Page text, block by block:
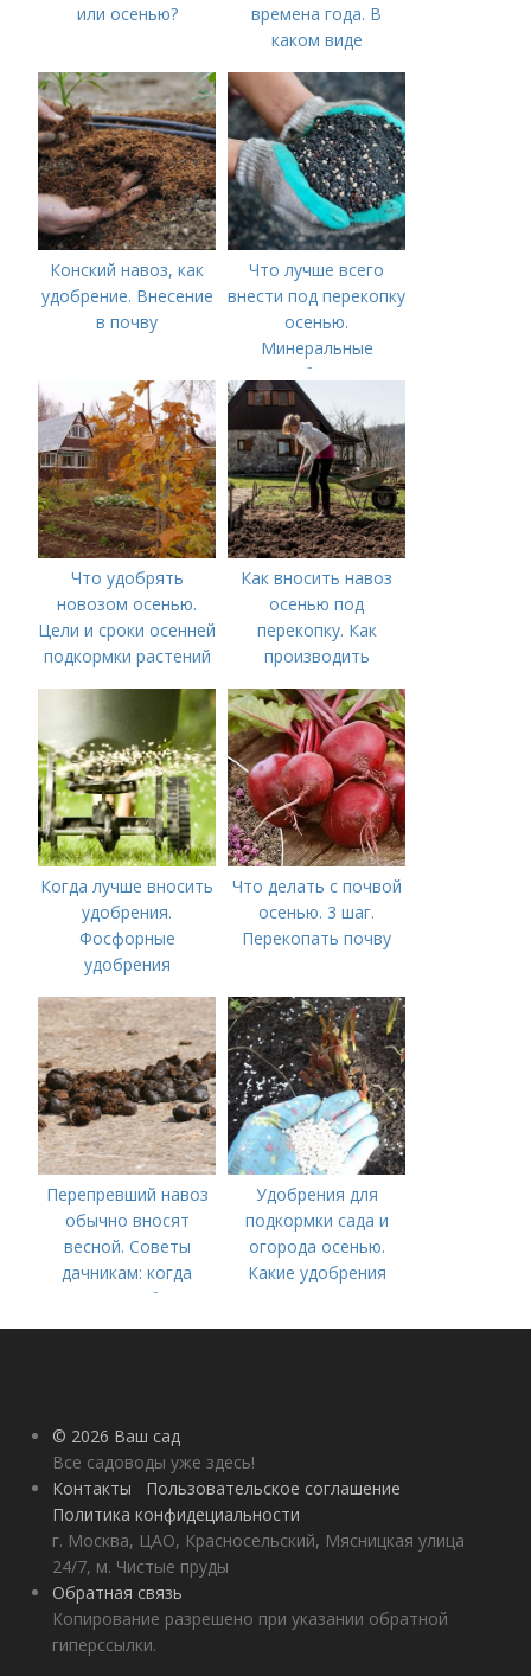
или осенью?
времена года. В
каком виде
Конский навоз, как
удобрение. Внесение
в почву
Что лучше всего
внести под перекопку
осенью.
Минеральные
удобрения
Что удобрять
новозом осенью.
Цели и сроки осенней
подкормки растений
Как вносить навоз
осенью под
перекопку. Как
производить
Когда лучше вносить
удобрения.
Фосфорные
удобрения
Что делать с почвой
осенью. 3 шаг.
Перекопать почву
Перепревший навоз
обычно вносят
весной. Советы
дачникам: когда
вносить удобрение
— весной или осенью
Удобрения для
подкормки сада и
огорода осенью.
Какие удобрения
правильно это
© 2026 Ваш сад
Все садоводы уже здесь!
Контакты
Пользовательское соглашение
Политика конфидециальности
г. Москва, ЦАО, Красносельский, Мясницкая улица
24/7, м. Чистые пруды
Обратная связь
Копирование разрешено при указании обратной
гиперссылки.